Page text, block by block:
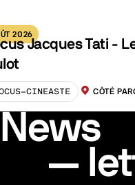
2026
Jacques Tati -
CINEASTE CÔTÉ
News